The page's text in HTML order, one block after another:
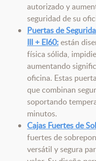
autorizado y
seguridad de su
Puertas de
III + EI60:están
física sólida,
aumentando
oficina. Estas
que combinan
soportando
minutos.
Cajas Fuertes de
fuertes de
versátil y segura